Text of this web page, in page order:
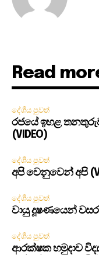
Read
දේශීය පුවත්
රජයේ ඉහළ
(VIDEO)
දේශීය පුවත්
අපි වෙනුවෙන් අපි
දේශීය පුවත්
වායු දූෂණයෙන්
දේශීය පුවත්
ආරක්ෂක හමුදාව